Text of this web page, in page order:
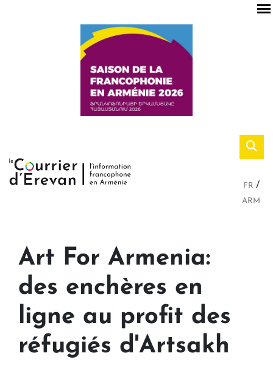
FR
ARM
Art For Armenia:
des enchères en
ligne au profit des
réfugiés d'Artsakh